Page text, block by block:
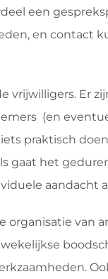
een
en contact
Er
(en
praktisch
gaat het
aandacht
van